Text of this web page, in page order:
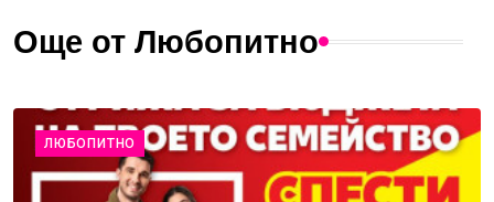
Още от Любопитно
ЛЮБОПИТНО